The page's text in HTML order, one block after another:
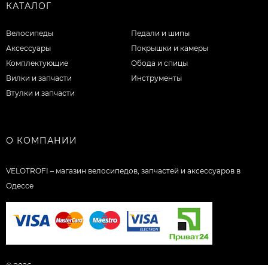
КАТАЛОГ
Велосипеды
Аксессуары
Комплектующие
Вилки и запчасти
Втулки и запчасти
Педали и шипы
Покрышки и камеры
Обода и спицы
Инструменты
О КОМПАНИИ
VELOTROFI – магазин велосипедов, запчастей и аксессуаров в
Одессе